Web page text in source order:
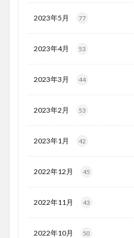
2023年5月 77
2023年4月 53
2023年3月 44
2023年2月 53
2023年1月 42
2022年12月 45
2022年11月 43
2022年10月 50